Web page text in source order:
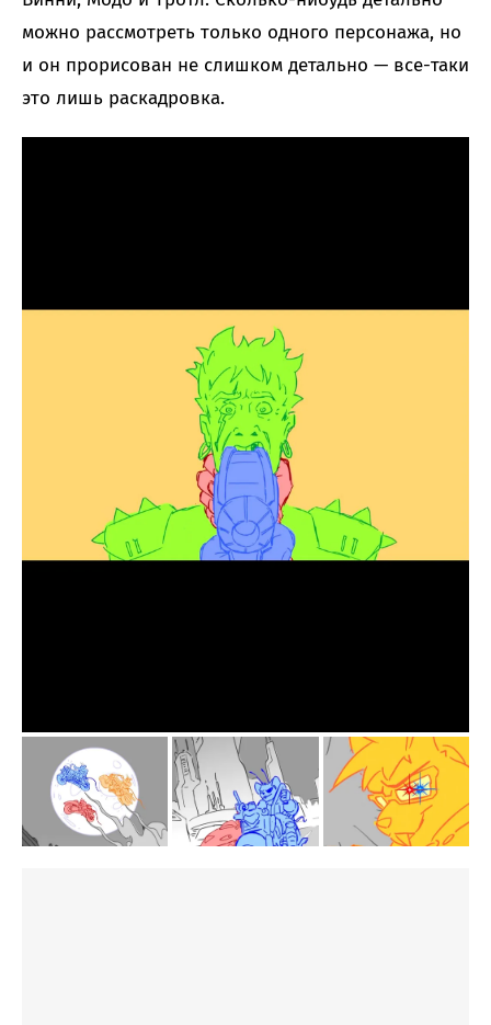
можно рассмотреть только одного персонажа, но
и он прорисован не слишком детально — все-таки
это лишь раскадровка.